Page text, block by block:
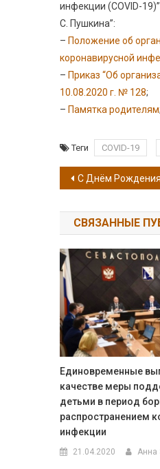
инфекции (COVID-
С. Пушкина”:
– Положение об
коронавирусной
– Приказ “Об
10.08.2020 г. № 128;
– Памятка родителям;
Теги COVID-19
С Днём Рождения, Ольга
СВЯЗАННЫЕ
Единовременные
качестве меры
детьми в период
распространением
инфекции
21.04.2020 Анна